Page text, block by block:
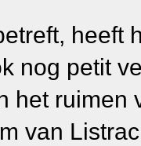
heeft
nog petit
het ruimen
van